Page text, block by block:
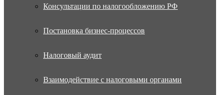
Консультации по налогообложению РФ
Постановка бизнес-процессов
Налоговый аудит
Взаимодействие с налоговыми органами